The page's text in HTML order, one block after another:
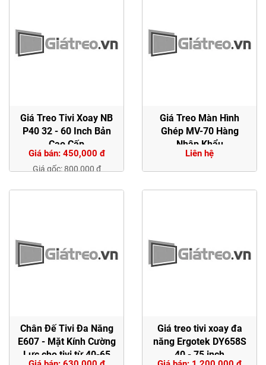
Giá Treo Tivi Xoay NB
P40 32 - 60 Inch Bản
Cao Cấp
Giá bán: 450,000 đ
Giá gốc: 800,000 đ
Giá Treo Màn Hình
Ghép MV-70 Hàng
Nhập Khẩu
Liên hệ
Chân Đế Tivi Đa Năng
E607 - Mặt Kính Cường
Lực cho tivi từ 40-65
Giá treo tivi xoay đa
năng Ergotek DY658S
40 - 75 inch